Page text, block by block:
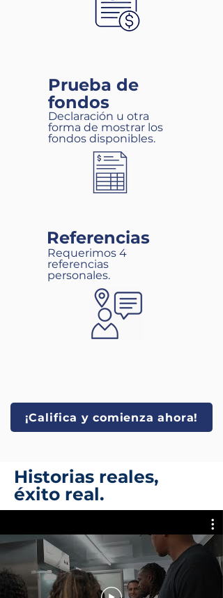
Prueba de
fondos
Declaración u otra
forma de mostrar los
fondos disponibles.
Referencias
Requerimos 4
referencias
personales.
¡Califica y comienza ahora!
Historias reales,
éxito real.